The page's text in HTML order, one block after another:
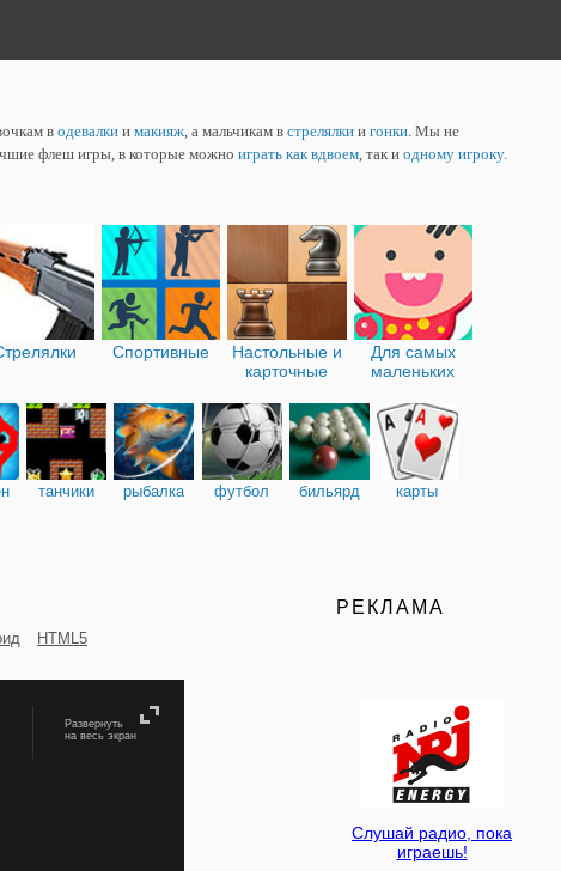
в одевалки и макияж, а мальчикам в стрелялки и гонки. Мы не
флеш игры, в которые можно играть как вдвоем, так и одному игроку.
Спортивные
Настольные и
карточные
Для самых
маленьких
танчики рыбалка футбол бильярд карты
HTML5
Развернуть
на весь экран
РЕКЛАМА
Слушай радио, пока
играешь!